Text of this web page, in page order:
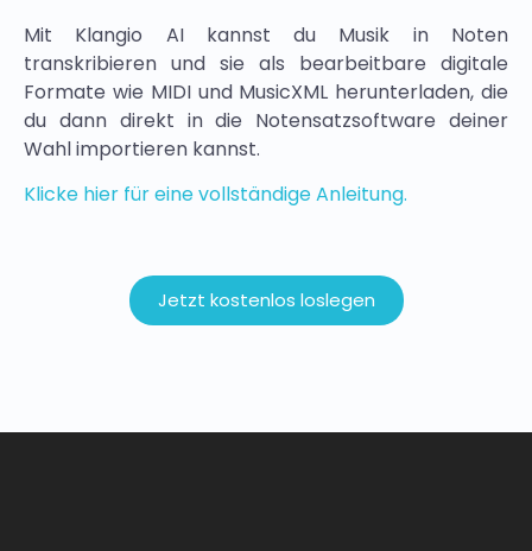
Mit Klangio AI kannst du Musik in Noten
transkribieren und sie als bearbeitbare digitale
Formate wie MIDI und MusicXML herunterladen, die
du dann direkt in die Notensatzsoftware deiner
Wahl importieren kannst.
Klicke hier für eine vollständige Anleitung.
Jetzt kostenlos loslegen